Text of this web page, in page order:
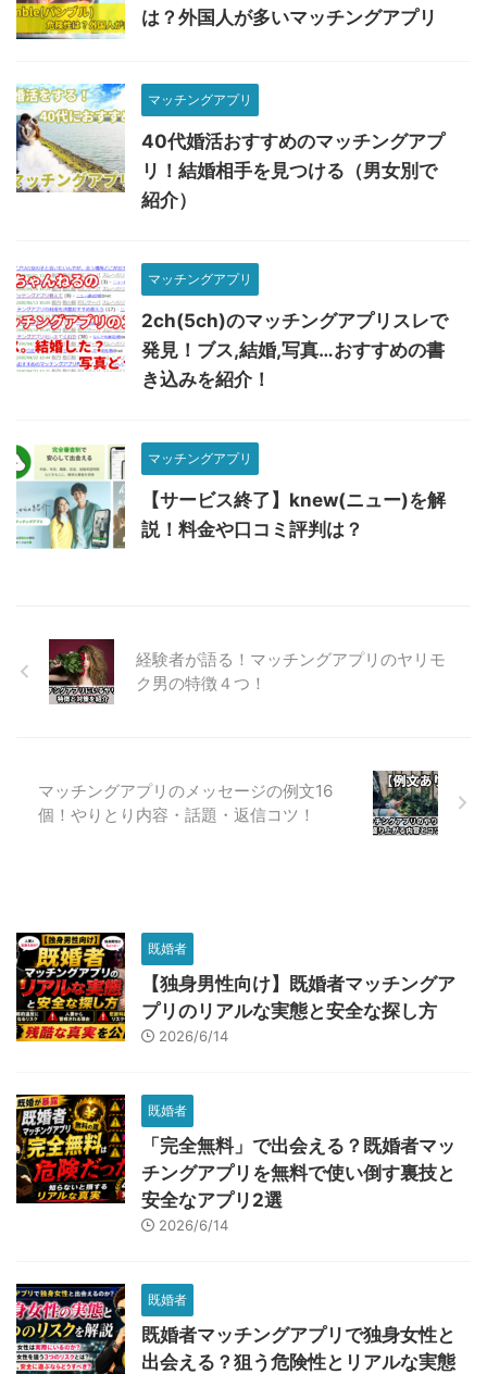
は？外国人が多いマッチングアプリ
マッチングアプリ
40代婚活おすすめのマッチングアプ
リ！結婚相手を見つける（男女別で
紹介）
マッチングアプリ
2ch(5ch)のマッチングアプリスレで
発見！ブス,結婚,写真…おすすめの書
き込みを紹介！
マッチングアプリ
【サービス終了】knew(ニュー)を解
説！料金や口コミ評判は？
経験者が語る！マッチングアプリのヤリモ
ク男の特徴４つ！
マッチングアプリのメッセージの例文16
個！やりとり内容・話題・返信コツ！
既婚者
【独身男性向け】既婚者マッチングア
プリのリアルな実態と安全な探し方
2026/6/14
既婚者
「完全無料」で出会える？既婚者マッ
チングアプリを無料で使い倒す裏技と
安全なアプリ2選
2026/6/14
既婚者
既婚者マッチングアプリで独身女性と
出会える？狙う危険性とリアルな実態